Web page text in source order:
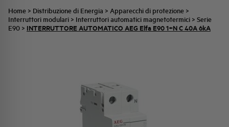
Home > Distribuzione di Energia > Apparecchi di protezione >
Interruttori modulari > Interruttori automatici magnetotermici > Serie
E90 > INTERRUTTORE AUTOMATICO AEG Elfa E90 1+N C 40A 6kA
INDUSTRIALE
AUTOMAZIONE INDUSTRIALE
UFFICIO TECNICO
COMMESSE QUADRI
FAMIGLIA BELLINI
IDENTITÀ AZIENDALE
ULTIME NOTIZIE ISTITUZIONALI
PARTNER